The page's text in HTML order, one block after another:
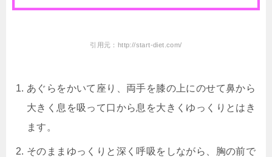
引用元：http://start-diet.com/
あぐらをかいて座り、両手を膝の上にのせて鼻から
大きく息を吸って口から息を大きくゆっくりとはき
ます。
そのままゆっくりと深く呼吸をしながら、胸の前で